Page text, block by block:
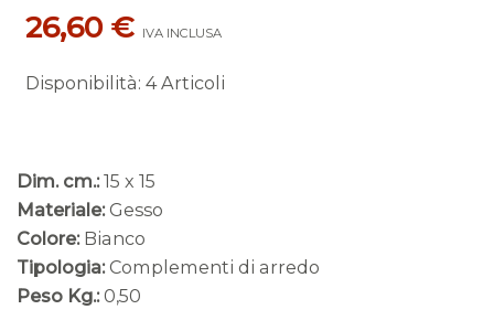
26,60 € IVA INCLUSA
Disponibilità: 4 Articoli
Dim. cm.: 15 x 15
Materiale: Gesso
Colore: Bianco
Tipologia: Complementi di arredo
Peso Kg.: 0,50